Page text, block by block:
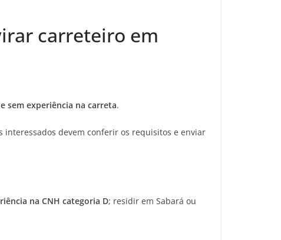
carreteiro em
sem experiência na carreta.
interessados devem conferir os requisitos e enviar
na CNH categoria D; residir em Sabará ou